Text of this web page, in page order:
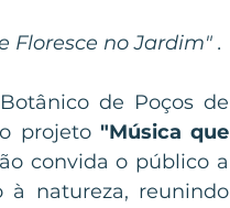
no Jardim" .
de Poços de
projeto "Música que
convida o público a
natureza, reunindo